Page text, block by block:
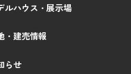
ルハウス・展示場
・建売情報
らせ